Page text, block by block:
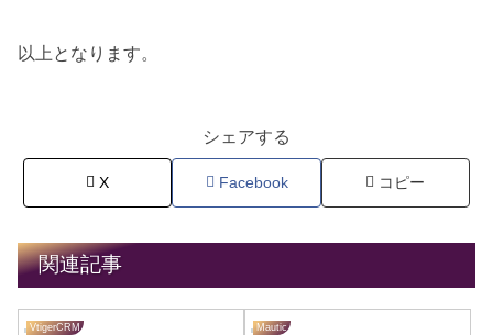
以上となります。
シェアする
X Facebook コピー
関連記事
VtigerCRM Mautic